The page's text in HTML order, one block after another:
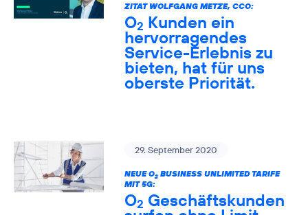
ZITAT WOLFGANG METZE, CCO:
O2 Kunden ein
hervorragendes
Service-Erlebnis zu
bieten, hat für uns
oberste Priorität.
29. September 2020
NEUE O2BUSINESS UNLIMITED TARIFE
MIT 5G:
O2 Geschäftskunden